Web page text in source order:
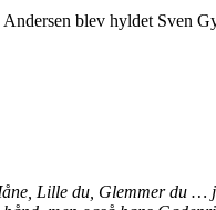
blev hyldet Sven
Lille du, Glemmer du …